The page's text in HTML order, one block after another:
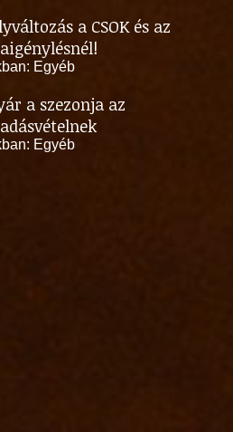
a CSOK és az
Egyéb
a szezonja az
Egyéb